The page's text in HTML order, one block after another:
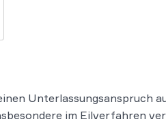
Unterlassungsanspruch
im Eilverfahren